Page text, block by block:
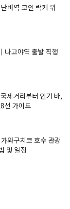
바역 코인 락커 위
나고야역 출발 직행
제거리부터 인기 바,
선 가이드
와구치코 호수 관광
및 일정